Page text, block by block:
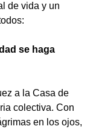
de vida y un
se haga
a la Casa de
colectiva. Con
en los ojos,